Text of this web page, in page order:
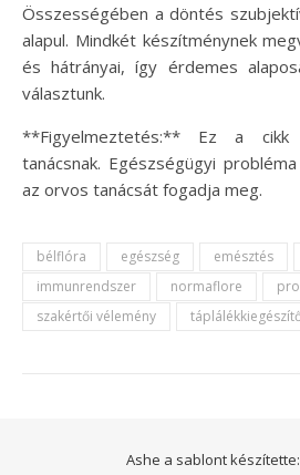
Összességében a döntés
alapul. Mindkét készítménynek
és hátrányai, így érdemes
választunk.
**Figyelmeztetés:** Ez a
tanácsnak. Egészségügyi
az orvos tanácsát fogadja meg.
bélflóra egészség emésztés
immunrendszer
normaflore
szakértői vélemény
Ashe a sablont készítette: